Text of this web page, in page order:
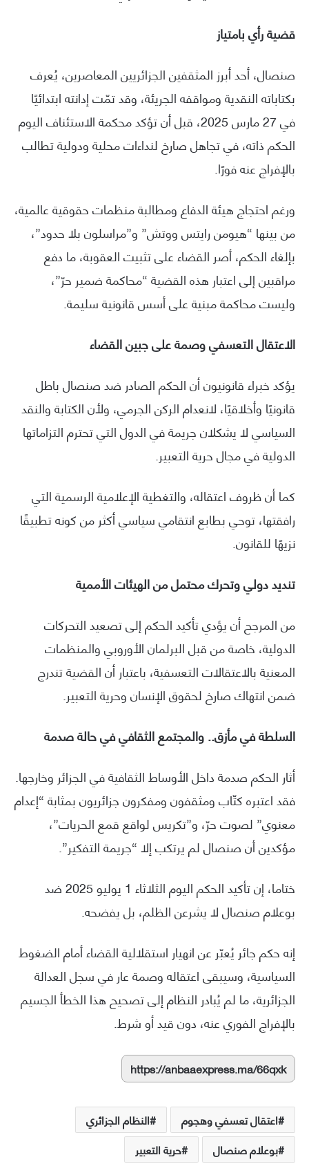
قضية رأي بامتياز
صنصال، أحد أبرز المثقفين الجزائريين المعاصرين، يُعرف
بكتاباته النقدية ومواقفه الجريئة، وقد تمّت إدانته ابتدائيًا
في 27 مارس 2025، قبل أن تؤكد محكمة الاستئناف اليوم
الحكم ذاته، في تجاهل صارخ لنداءات محلية ودولية تطالب
بالإفراج عنه فورًا.
ورغم احتجاج هيئة الدفاع ومطالبة منظمات حقوقية عالمية،
من بينها “هيومن رايتس ووتش” و”مراسلون بلا حدود”،
بإلغاء الحكم، أصر القضاء على تثبيت العقوبة، ما دفع
مراقبين إلى اعتبار هذه القضية “محاكمة ضمير حرّ”،
وليست محاكمة مبنية على أسس قانونية سليمة.
الاعتقال التعسفي وصمة على جبين القضاء
يؤكد خبراء قانونيون أن الحكم الصادر ضد صنصال باطل
قانونيًا وأخلاقيًا، لانعدام الركن الجرمي، ولأن الكتابة والنقد
السياسي لا يشكلان جريمة في الدول التي تحترم التزاماتها
الدولية في مجال حرية التعبير.
كما أن ظروف اعتقاله، والتغطية الإعلامية الرسمية التي
رافقتها، توحي بطابع انتقامي سياسي أكثر من كونه تطبيقًا
نزيهًا للقانون.
تنديد دولي وتحرك محتمل من الهيئات الأممية
من المرجح أن يؤدي تأكيد الحكم إلى تصعيد التحركات
الدولية، خاصة من قبل البرلمان الأوروبي والمنظمات
المعنية بالاعتقالات التعسفية، باعتبار أن القضية تندرج
ضمن انتهاك صارخ لحقوق الإنسان وحرية التعبير.
السلطة في مأزق.. والمجتمع الثقافي في حالة صدمة
أثار الحكم صدمة داخل الأوساط الثقافية في الجزائر وخارجها.
فقد اعتبره كتّاب ومثقفون ومفكرون جزائريون بمثابة “إعدام
معنوي” لصوت حرّ، و”تكريس لواقع قمع الحريات”،
مؤكدين أن صنصال لم يرتكب إلا “جريمة التفكير”.
ختاما، إن تأكيد الحكم اليوم الثلاثاء 1 يوليو 2025 ضد
بوعلام صنصال لا يشرعن الظلم، بل يفضحه.
إنه حكم جائر يُعبّر عن انهيار استقلالية القضاء أمام الضغوط
السياسية، وسيبقى اعتقاله وصمة عار في سجل العدالة
الجزائرية، ما لم يُبادر النظام إلى تصحيح هذا الخطأ الجسيم
بالإفراج الفوري عنه، دون قيد أو شرط.
https://anbaaexpress.ma/66qxk
اعتقال تعسفي وهجوم
النظام الجزائري
بوعلام صنصال
حرية التعبير